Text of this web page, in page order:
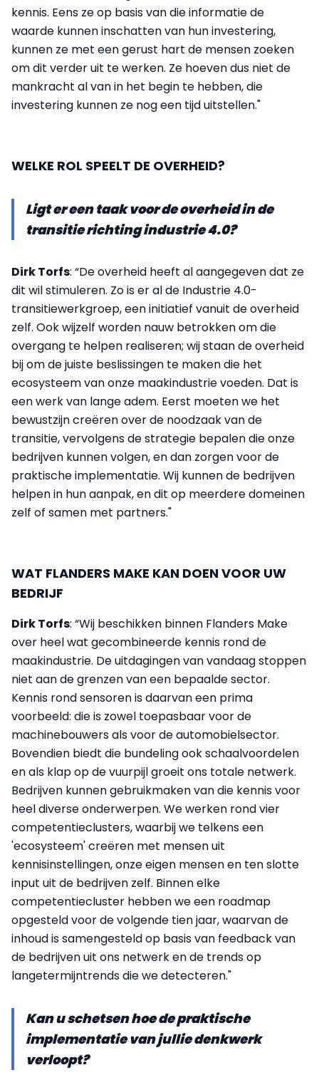
kennis. Eens ze op basis van die informatie de
waarde kunnen inschatten van hun investering,
kunnen ze met een gerust hart de mensen zoeken
om dit verder uit te werken. Ze hoeven dus niet de
mankracht al van in het begin te hebben, die
investering kunnen ze nog een tijd uitstellen."
WELKE ROL SPEELT DE OVERHEID?
Ligt er een taak voor de overheid in de
transitie richting industrie 4.0?
Dirk Torfs: “De overheid heeft al aangegeven dat ze
dit wil stimuleren. Zo is er al de Industrie 4.0-
transitiewerkgroep, een initiatief vanuit de overheid
zelf. Ook wijzelf worden nauw betrokken om die
overgang te helpen realiseren; wij staan de overheid
bij om de juiste beslissingen te maken die het
ecosysteem van onze maakindustrie voeden. Dat is
een werk van lange adem. Eerst moeten we het
bewustzijn creëren over de noodzaak van de
transitie, vervolgens de strategie bepalen die onze
bedrijven kunnen volgen, en dan zorgen voor de
praktische implementatie. Wij kunnen de bedrijven
helpen in hun aanpak, en dit op meerdere domeinen
zelf of samen met partners."
WAT FLANDERS MAKE KAN DOEN VOOR UW
BEDRIJF
Dirk Torfs: “Wij beschikken binnen Flanders Make
over heel wat gecombineerde kennis rond de
maakindustrie. De uitdagingen van vandaag stoppen
niet aan de grenzen van een bepaalde sector.
Kennis rond sensoren is daarvan een prima
voorbeeld: die is zowel toepasbaar voor de
machinebouwers als voor de automobielsector.
Bovendien biedt die bundeling ook schaalvoordelen
en als klap op de vuurpijl groeit ons totale netwerk.
Bedrijven kunnen gebruikmaken van die kennis voor
heel diverse onderwerpen. We werken rond vier
competentieclusters, waarbij we telkens een
'ecosysteem' creëren met mensen uit
kennisinstellingen, onze eigen mensen en ten slotte
input uit de bedrijven zelf. Binnen elke
competentiecluster hebben we een roadmap
opgesteld voor de volgende tien jaar, waarvan de
inhoud is samengesteld op basis van feedback van
de bedrijven uit ons netwerk en de trends op
langetermijntrends die we detecteren."
Kan u schetsen hoe de praktische
implementatie van jullie denkwerk
verloopt?